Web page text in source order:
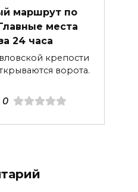
маршрут по
места
24 часа
крепости
ворота.
0